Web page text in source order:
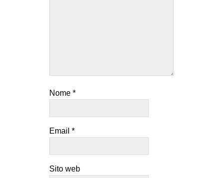
Nome *
Email *
Sito web